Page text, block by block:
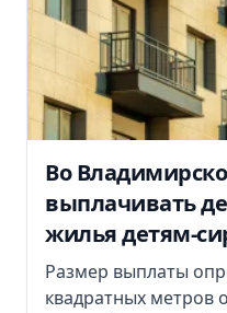
Во
выплачивать
жилья детям-
Размер выплаты
квадратных